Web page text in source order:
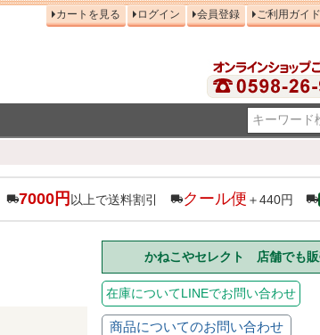
カートを見る ログイン 会員登録 ご利用ガイド
7000円 以上で送料割引 クール便 ＋440円
かねこやセレクト 店舗でも
在庫についてLINEでお問い合わせ
商品についてのお問い合わせ